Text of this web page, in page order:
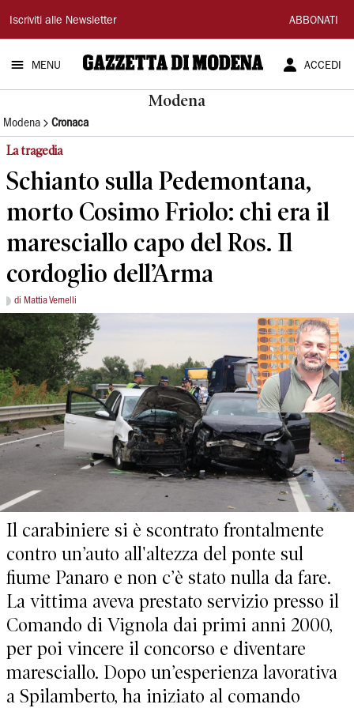
Gazzetta
di
Modena
Iscriviti alle Newsletter ABBONATI
MENU ACCEDI
Modena
Modena Cronaca
La tragedia
Schianto sulla Pedemontana,
morto Cosimo Friolo: chi era il
maresciallo capo del Ros. Il
cordoglio dell’Arma
di Mattia Vernelli
Il carabiniere si è scontrato frontalmente
contro un’auto all'altezza del ponte sul
fiume Panaro e non c’è stato nulla da fare.
La vittima aveva prestato servizio presso il
Comando di Vignola dai primi anni 2000,
per poi vincere il concorso e diventare
maresciallo. Dopo un’esperienza lavorativa
a Spilamberto, ha iniziato al comando